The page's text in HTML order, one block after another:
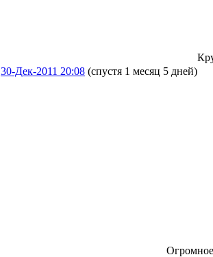
30-Дек-2011 20:08 (спустя 1 месяц 5 дней)